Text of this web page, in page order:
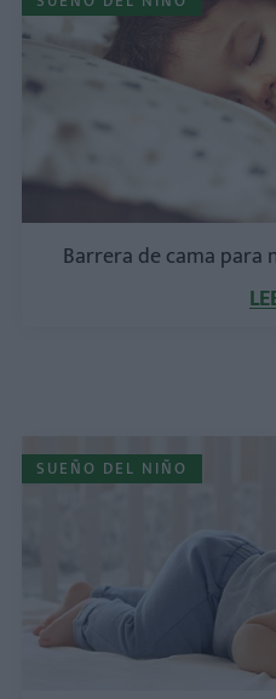
Barrera de cama para
SUEÑO DEL NIÑO